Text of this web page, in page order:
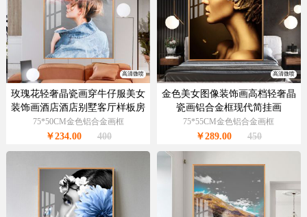
高清微喷
玫瑰花轻奢晶瓷画穿牛仔服美女
装饰画酒店酒店别墅客厅样板房
挂画
75*50CM金色铝合金画框
￥234.00 400
高清微喷
金色美女图像装饰画高档轻奢晶
瓷画铝合金框现代简挂画
75*55CM金色铝合金画框
￥289.00 450